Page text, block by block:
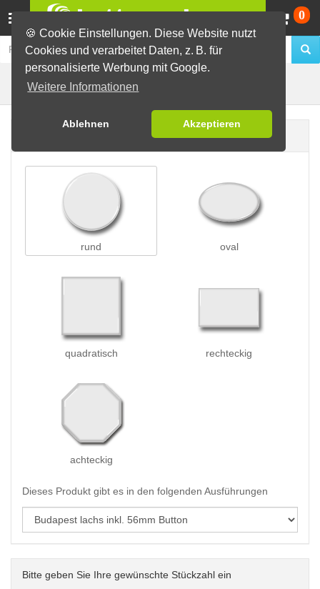
🍪 Cookie Einstellungen. Diese Website nutzt
Cookies und verarbeitet Daten, z. B. für
personalisierte Werbung mit Google.
Weitere Informationen
Ablehnen Akzeptieren
0
Buttons erstellen Preisschleifen
rund oval
quadratisch rechteckig
achteckig
Dieses Produkt gibt es in den folgenden Ausführungen
Bitte geben Sie Ihre gewünschte Stückzahl ein